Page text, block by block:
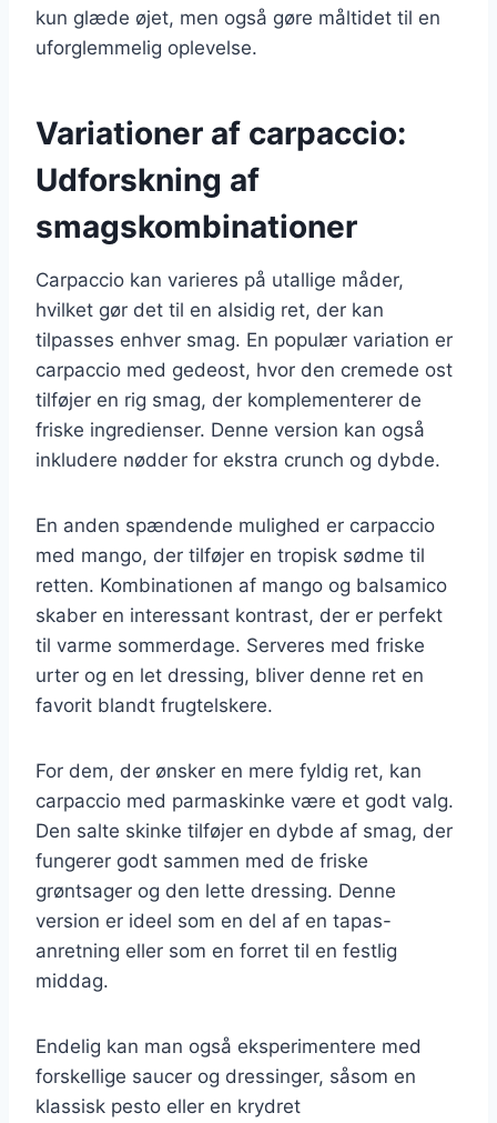
kun glæde øjet, men også gøre måltidet til en
uforglemmelig oplevelse.
Variationer af carpaccio:
Udforskning af
smagskombinationer
Carpaccio kan varieres på utallige måder,
hvilket gør det til en alsidig ret, der kan
tilpasses enhver smag. En populær variation er
carpaccio med gedeost, hvor den cremede ost
tilføjer en rig smag, der komplementerer de
friske ingredienser. Denne version kan også
inkludere nødder for ekstra crunch og dybde.
En anden spændende mulighed er carpaccio
med mango, der tilføjer en tropisk sødme til
retten. Kombinationen af mango og balsamico
skaber en interessant kontrast, der er perfekt
til varme sommerdage. Serveres med friske
urter og en let dressing, bliver denne ret en
favorit blandt frugtelskere.
For dem, der ønsker en mere fyldig ret, kan
carpaccio med parmaskinke være et godt valg.
Den salte skinke tilføjer en dybde af smag, der
fungerer godt sammen med de friske
grøntsager og den lette dressing. Denne
version er ideel som en del af en tapas-
anretning eller som en forret til en festlig
middag.
Endelig kan man også eksperimentere med
forskellige saucer og dressinger, såsom en
klassisk pesto eller en krydret